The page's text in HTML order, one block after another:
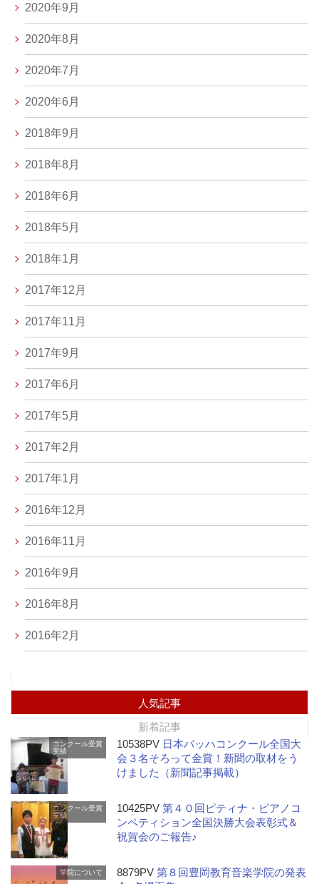
2020年9月
2020年8月
2020年7月
2020年6月
2018年9月
2018年8月
2018年6月
2018年5月
2018年1月
2017年12月
2017年11月
2017年9月
2017年6月
2017年5月
2017年2月
2017年1月
2016年12月
2016年11月
2016年9月
2016年8月
2016年2月
人気記事
新着記事
コンクール受賞
実績
10538PV 日本バッハコンクール全国大
会３名そろって金賞！新聞の取材をう
けました（新聞記事掲載）
コンクール受賞
実績
10425PV第４０回ピティナ・ピアノコ
ンペティション全国決勝大会表彰式＆
祝賀会のご報告♪
学院について 8879PV第８回豊岡教育音楽学院の発表